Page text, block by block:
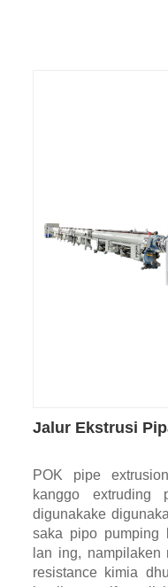
Jalur Ekstrusi
POK pipe
kanggo extruding
digunakake
saka pipo pumping
lan ing, nampilaken
resistance kimia